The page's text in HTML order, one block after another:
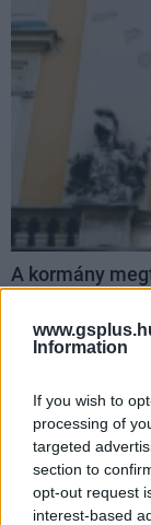
Information
If you wish to
processing of
targeted
section to
opt-out request
interest-based
A kormány
szivárványos
érdekli
| 2025.06.06
kormányzati és
szivárványos
függesztette a